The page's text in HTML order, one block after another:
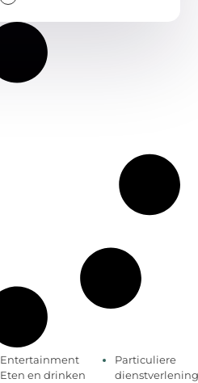
Entertainment
Eten en drinken
Particuliere
dienstverlening